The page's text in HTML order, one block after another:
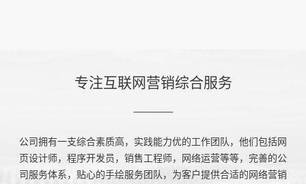
专注互联网营销综合服务
公司拥有一支综合素质高，实践能力优的工作团队，他们包括网
页设计师，程序开发员，销售工程师，网络运营等等，完善的公
司服务体系，贴心的手绘服务团队，为客户提供合适的网络营销